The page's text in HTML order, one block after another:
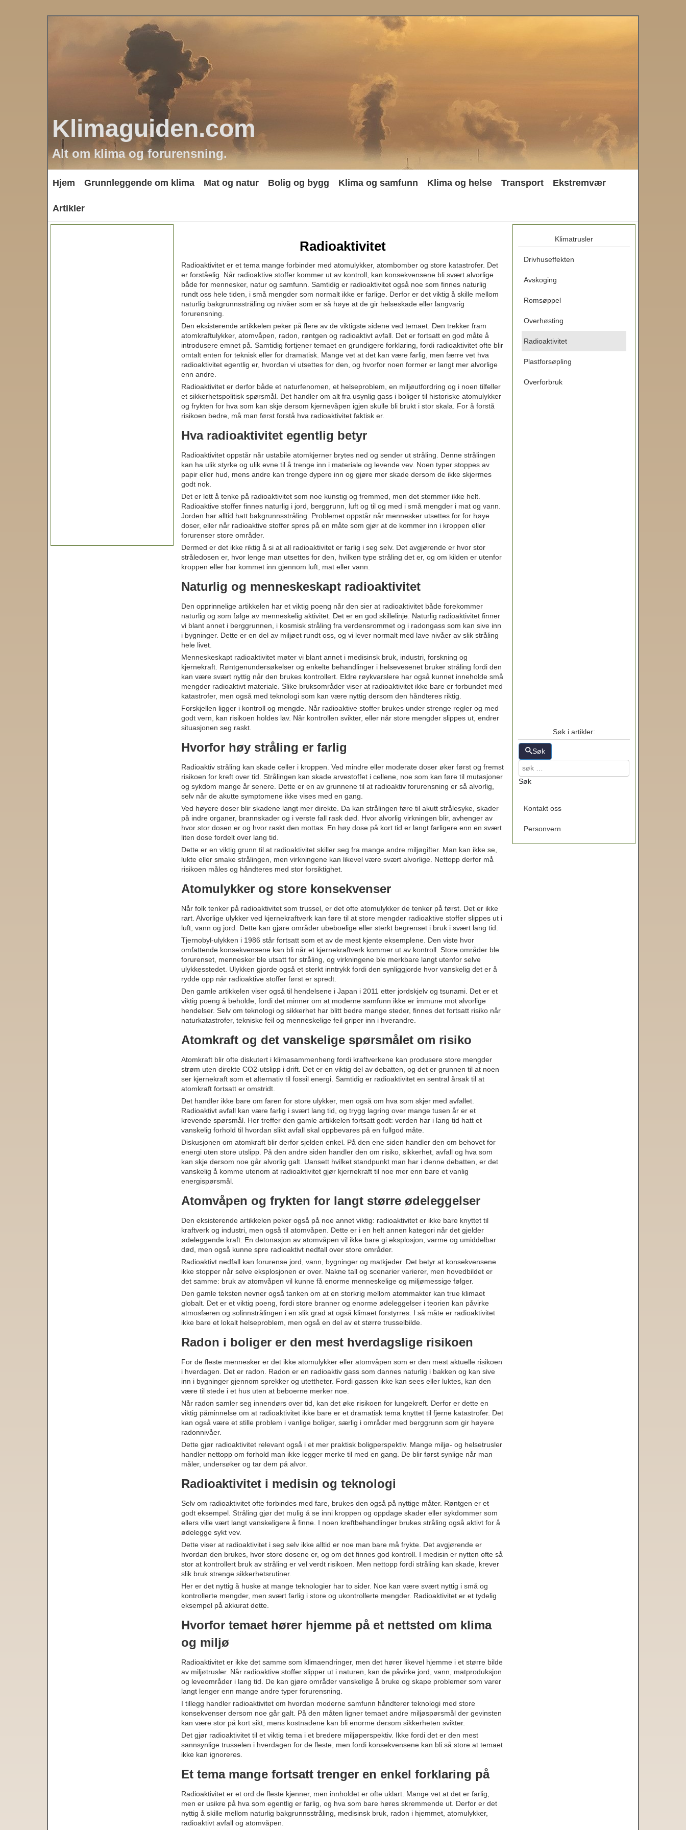
Klimaguiden.com
Alt om klima og forurensning.
Hjem Grunnleggende om klima Mat og natur Bolig og bygg Klima og samfunn Klima og helse Transport Ekstremvær
Artikler
Radioaktivitet
Radioaktivitet er et tema mange forbinder med atomulykker, atombomber og store katastrofer. Det
er forståelig. Når radioaktive stoffer kommer ut av kontroll, kan konsekvensene bli svært alvorlige
både for mennesker, natur og samfunn. Samtidig er radioaktivitet også noe som finnes naturlig
rundt oss hele tiden, i små mengder som normalt ikke er farlige. Derfor er det viktig å skille mellom
naturlig bakgrunnsstråling og nivåer som er så høye at de gir helseskade eller langvarig
forurensning.
Den eksisterende artikkelen peker på flere av de viktigste sidene ved temaet. Den trekker fram
atomkraftulykker, atomvåpen, radon, røntgen og radioaktivt avfall. Det er fortsatt en god måte å
introdusere emnet på. Samtidig fortjener temaet en grundigere forklaring, fordi radioaktivitet ofte blir
omtalt enten for teknisk eller for dramatisk. Mange vet at det kan være farlig, men færre vet hva
radioaktivitet egentlig er, hvordan vi utsettes for den, og hvorfor noen former er langt mer alvorlige
enn andre.
Radioaktivitet er derfor både et naturfenomen, et helseproblem, en miljøutfordring og i noen tilfeller
et sikkerhetspolitisk spørsmål. Det handler om alt fra usynlig gass i boliger til historiske atomulykker
og frykten for hva som kan skje dersom kjernevåpen igjen skulle bli brukt i stor skala. For å forstå
risikoen bedre, må man først forstå hva radioaktivitet faktisk er.
Hva radioaktivitet egentlig betyr
Radioaktivitet oppstår når ustabile atomkjerner brytes ned og sender ut stråling. Denne strålingen
kan ha ulik styrke og ulik evne til å trenge inn i materiale og levende vev. Noen typer stoppes av
papir eller hud, mens andre kan trenge dypere inn og gjøre mer skade dersom de ikke skjermes
godt nok.
Det er lett å tenke på radioaktivitet som noe kunstig og fremmed, men det stemmer ikke helt.
Radioaktive stoffer finnes naturlig i jord, berggrunn, luft og til og med i små mengder i mat og vann.
Jorden har alltid hatt bakgrunnsstråling. Problemet oppstår når mennesker utsettes for for høye
doser, eller når radioaktive stoffer spres på en måte som gjør at de kommer inn i kroppen eller
forurenser store områder.
Dermed er det ikke riktig å si at all radioaktivitet er farlig i seg selv. Det avgjørende er hvor stor
stråledosen er, hvor lenge man utsettes for den, hvilken type stråling det er, og om kilden er utenfor
kroppen eller har kommet inn gjennom luft, mat eller vann.
Naturlig og menneskeskapt radioaktivitet
Den opprinnelige artikkelen har et viktig poeng når den sier at radioaktivitet både forekommer
naturlig og som følge av menneskelig aktivitet. Det er en god skillelinje. Naturlig radioaktivitet finner
vi blant annet i berggrunnen, i kosmisk stråling fra verdensrommet og i radongass som kan sive inn
i bygninger. Dette er en del av miljøet rundt oss, og vi lever normalt med lave nivåer av slik stråling
hele livet.
Menneskeskapt radioaktivitet møter vi blant annet i medisinsk bruk, industri, forskning og
kjernekraft. Røntgenundersøkelser og enkelte behandlinger i helsevesenet bruker stråling fordi den
kan være svært nyttig når den brukes kontrollert. Eldre røykvarslere har også kunnet inneholde små
mengder radioaktivt materiale. Slike bruksområder viser at radioaktivitet ikke bare er forbundet med
katastrofer, men også med teknologi som kan være nyttig dersom den håndteres riktig.
Forskjellen ligger i kontroll og mengde. Når radioaktive stoffer brukes under strenge regler og med
godt vern, kan risikoen holdes lav. Når kontrollen svikter, eller når store mengder slippes ut, endrer
situasjonen seg raskt.
Hvorfor høy stråling er farlig
Radioaktiv stråling kan skade celler i kroppen. Ved mindre eller moderate doser øker først og fremst
risikoen for kreft over tid. Strålingen kan skade arvestoffet i cellene, noe som kan føre til mutasjoner
og sykdom mange år senere. Dette er en av grunnene til at radioaktiv forurensning er så alvorlig,
selv når de akutte symptomene ikke vises med en gang.
Ved høyere doser blir skadene langt mer direkte. Da kan strålingen føre til akutt strålesyke, skader
på indre organer, brannskader og i verste fall rask død. Hvor alvorlig virkningen blir, avhenger av
hvor stor dosen er og hvor raskt den mottas. En høy dose på kort tid er langt farligere enn en svært
liten dose fordelt over lang tid.
Dette er en viktig grunn til at radioaktivitet skiller seg fra mange andre miljøgifter. Man kan ikke se,
lukte eller smake strålingen, men virkningene kan likevel være svært alvorlige. Nettopp derfor må
risikoen måles og håndteres med stor forsiktighet.
Atomulykker og store konsekvenser
Når folk tenker på radioaktivitet som trussel, er det ofte atomulykker de tenker på først. Det er ikke
rart. Alvorlige ulykker ved kjernekraftverk kan føre til at store mengder radioaktive stoffer slippes ut i
luft, vann og jord. Dette kan gjøre områder ubeboelige eller sterkt begrenset i bruk i svært lang tid.
Tjernobyl-ulykken i 1986 står fortsatt som et av de mest kjente eksemplene. Den viste hvor
omfattende konsekvensene kan bli når et kjernekraftverk kommer ut av kontroll. Store områder ble
forurenset, mennesker ble utsatt for stråling, og virkningene ble merkbare langt utenfor selve
ulykkesstedet. Ulykken gjorde også et sterkt inntrykk fordi den synliggjorde hvor vanskelig det er å
rydde opp når radioaktive stoffer først er spredt.
Den gamle artikkelen viser også til hendelsene i Japan i 2011 etter jordskjelv og tsunami. Det er et
viktig poeng å beholde, fordi det minner om at moderne samfunn ikke er immune mot alvorlige
hendelser. Selv om teknologi og sikkerhet har blitt bedre mange steder, finnes det fortsatt risiko når
naturkatastrofer, tekniske feil og menneskelige feil griper inn i hverandre.
Atomkraft og det vanskelige spørsmålet om risiko
Atomkraft blir ofte diskutert i klimasammenheng fordi kraftverkene kan produsere store mengder
strøm uten direkte CO2-utslipp i drift. Det er en viktig del av debatten, og det er grunnen til at noen
ser kjernekraft som et alternativ til fossil energi. Samtidig er radioaktivitet en sentral årsak til at
atomkraft fortsatt er omstridt.
Det handler ikke bare om faren for store ulykker, men også om hva som skjer med avfallet.
Radioaktivt avfall kan være farlig i svært lang tid, og trygg lagring over mange tusen år er et
krevende spørsmål. Her treffer den gamle artikkelen fortsatt godt: verden har i lang tid hatt et
vanskelig forhold til hvordan slikt avfall skal oppbevares på en fullgod måte.
Diskusjonen om atomkraft blir derfor sjelden enkel. På den ene siden handler den om behovet for
energi uten store utslipp. På den andre siden handler den om risiko, sikkerhet, avfall og hva som
kan skje dersom noe går alvorlig galt. Uansett hvilket standpunkt man har i denne debatten, er det
vanskelig å komme utenom at radioaktivitet gjør kjernekraft til noe mer enn bare et vanlig
energispørsmål.
Atomvåpen og frykten for langt større ødeleggelser
Den eksisterende artikkelen peker også på noe annet viktig: radioaktivitet er ikke bare knyttet til
kraftverk og industri, men også til atomvåpen. Dette er i en helt annen kategori når det gjelder
ødeleggende kraft. En detonasjon av atomvåpen vil ikke bare gi eksplosjon, varme og umiddelbar
død, men også kunne spre radioaktivt nedfall over store områder.
Radioaktivt nedfall kan forurense jord, vann, bygninger og matkjeder. Det betyr at konsekvensene
ikke stopper når selve eksplosjonen er over. Nakne tall og scenarier varierer, men hovedbildet er
det samme: bruk av atomvåpen vil kunne få enorme menneskelige og miljømessige følger.
Den gamle teksten nevner også tanken om at en storkrig mellom atommakter kan true klimaet
globalt. Det er et viktig poeng, fordi store branner og enorme ødeleggelser i teorien kan påvirke
atmosfæren og solinnstrålingen i en slik grad at også klimaet forstyrres. I så måte er radioaktivitet
ikke bare et lokalt helseproblem, men også en del av et større trusselbilde.
Radon i boliger er den mest hverdagslige risikoen
For de fleste mennesker er det ikke atomulykker eller atomvåpen som er den mest aktuelle risikoen
i hverdagen. Det er radon. Radon er en radioaktiv gass som dannes naturlig i bakken og kan sive
inn i bygninger gjennom sprekker og utettheter. Fordi gassen ikke kan sees eller luktes, kan den
være til stede i et hus uten at beboerne merker noe.
Når radon samler seg innendørs over tid, kan det øke risikoen for lungekreft. Derfor er dette en
viktig påminnelse om at radioaktivitet ikke bare er et dramatisk tema knyttet til fjerne katastrofer. Det
kan også være et stille problem i vanlige boliger, særlig i områder med berggrunn som gir høyere
radonnivåer.
Dette gjør radioaktivitet relevant også i et mer praktisk boligperspektiv. Mange miljø- og helsetrusler
handler nettopp om forhold man ikke legger merke til med en gang. De blir først synlige når man
måler, undersøker og tar dem på alvor.
Radioaktivitet i medisin og teknologi
Selv om radioaktivitet ofte forbindes med fare, brukes den også på nyttige måter. Røntgen er et
godt eksempel. Stråling gjør det mulig å se inni kroppen og oppdage skader eller sykdommer som
ellers ville vært langt vanskeligere å finne. I noen kreftbehandlinger brukes stråling også aktivt for å
ødelegge sykt vev.
Dette viser at radioaktivitet i seg selv ikke alltid er noe man bare må frykte. Det avgjørende er
hvordan den brukes, hvor store dosene er, og om det finnes god kontroll. I medisin er nytten ofte så
stor at kontrollert bruk av stråling er vel verdt risikoen. Men nettopp fordi stråling kan skade, krever
slik bruk strenge sikkerhetsrutiner.
Her er det nyttig å huske at mange teknologier har to sider. Noe kan være svært nyttig i små og
kontrollerte mengder, men svært farlig i store og ukontrollerte mengder. Radioaktivitet er et tydelig
eksempel på akkurat dette.
Hvorfor temaet hører hjemme på et nettsted om klima
og miljø
Radioaktivitet er ikke det samme som klimaendringer, men det hører likevel hjemme i et større bilde
av miljøtrusler. Når radioaktive stoffer slipper ut i naturen, kan de påvirke jord, vann, matproduksjon
og leveområder i lang tid. De kan gjøre områder vanskelige å bruke og skape problemer som varer
langt lenger enn mange andre typer forurensning.
I tillegg handler radioaktivitet om hvordan moderne samfunn håndterer teknologi med store
konsekvenser dersom noe går galt. På den måten ligner temaet andre miljøspørsmål der gevinsten
kan være stor på kort sikt, mens kostnadene kan bli enorme dersom sikkerheten svikter.
Det gjør radioaktivitet til et viktig tema i et bredere miljøperspektiv. Ikke fordi det er den mest
sannsynlige trusselen i hverdagen for de fleste, men fordi konsekvensene kan bli så store at temaet
ikke kan ignoreres.
Et tema mange fortsatt trenger en enkel forklaring på
Radioaktivitet er et ord de fleste kjenner, men innholdet er ofte uklart. Mange vet at det er farlig,
men er usikre på hva som egentlig er farlig, og hva som bare høres skremmende ut. Derfor er det
nyttig å skille mellom naturlig bakgrunnsstråling, medisinsk bruk, radon i hjemmet, atomulykker,
radioaktivt avfall og atomvåpen.
Klimatrusler
Drivhuseffekten
Avskoging
Romsøppel
Overhøsting
Radioaktivitet
Plastforsøpling
Overforbruk
Søk i artikler:
Søk
Søk
Kontakt oss
Personvern